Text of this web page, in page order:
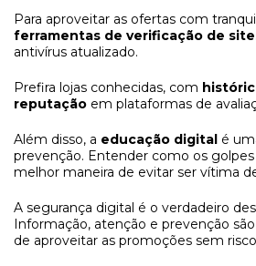
Para aproveitar as ofertas com
ferramentas de verificação de
antivírus atualizado.
Prefira lojas conhecidas, com
reputação em plataformas de
Além disso, a educação digital é
prevenção. Entender como os
melhor maneira de evitar ser vítima
A segurança digital é o verdadeiro
Informação, atenção e prevenção
de aproveitar as promoções sem